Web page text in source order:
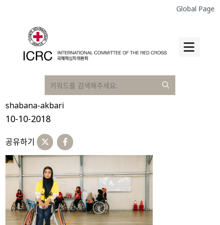
Global Page
shabana-akbari
10-10-2018
공유하기